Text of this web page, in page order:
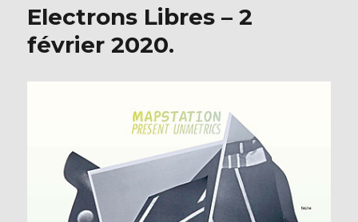
Electrons Libres – 2
février 2020.